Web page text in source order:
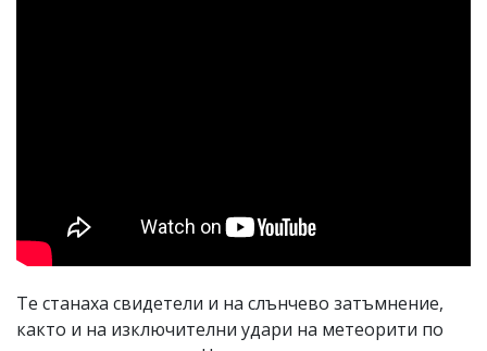
Те станаха свидетели и на слънчево затъмнение,
както и на изключителни удари на метеорити по